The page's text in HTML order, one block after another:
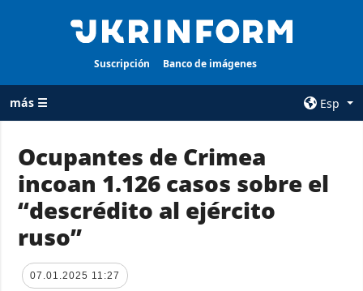
Suscripción Banco de imágenes
más ☰
Esp
TODAS LAS
CATEGORÍAS
Guerra
Reconstrucción
de Ucrania
AGENCIA
sobre la agencia
Ocupantes de Crimea
incoan 1.126 casos sobre el
“descrédito al ejército
ruso”
07.01.2025 11:27